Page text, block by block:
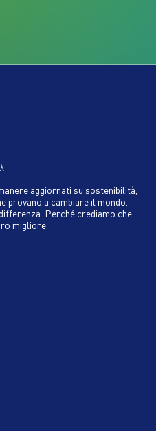
aggiornati su sostenibilità,
provano a cambiare il mondo.
Perché crediamo che
migliore.